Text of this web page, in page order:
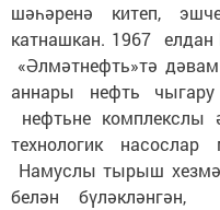
шәһәренә китеп,
катнашкан. 1967
«Әлмәтнефть»тә
аннары нефть
нефтьне комплекслы
технологик
Намуслы тырыш
белән бүләкләнгән,